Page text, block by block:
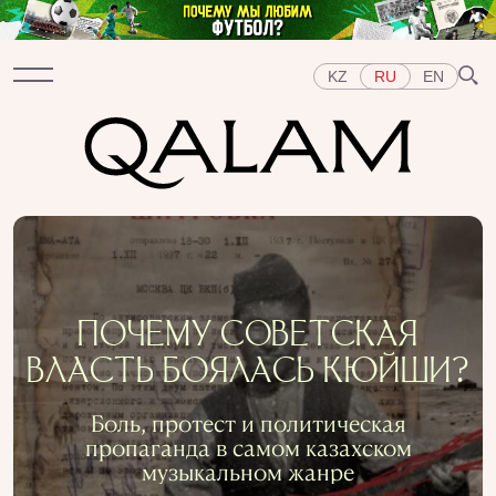
KZ RU EN
Разделы
ИНТЕРВЬЮ
ЛЕКЦИИ ИСТОРИИ
КОРОТКО
ТЕСТЫ
СПЕЦПРОЕКТЫ
Темы
ВОСТОК
ЗАПАД
ЦЕНТРАЛЬНАЯ АЗИЯ
КАЗАХСТАН
ЛЮДИ
ИСКУССТВО
ВКУС ИСТОРИИ
ГОРОДА
РЕПРЕССИИ В СССР
ПРЕДМЕТЫ
ИСТОРИЯ НАУКИ ПРОФЕССИИ
ПОЧЕМУ СОВЕТСКАЯ
ВЛАСТЬ БОЯЛАСЬ КЮЙШИ?
Боль, протест и политическая
пропаганда в самом казахском
музыкальном жанре